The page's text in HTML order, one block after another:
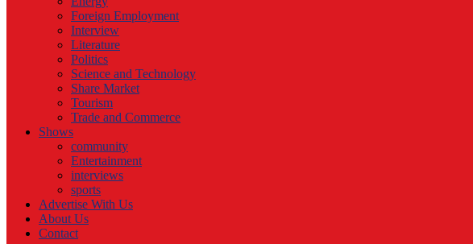
Foreign Employment
Interview
Literature
Politics
Science and Technology
Share Market
Tourism
Trade and Commerce
Shows
community
Entertainment
interviews
sports
Advertise With Us
About Us
Contact